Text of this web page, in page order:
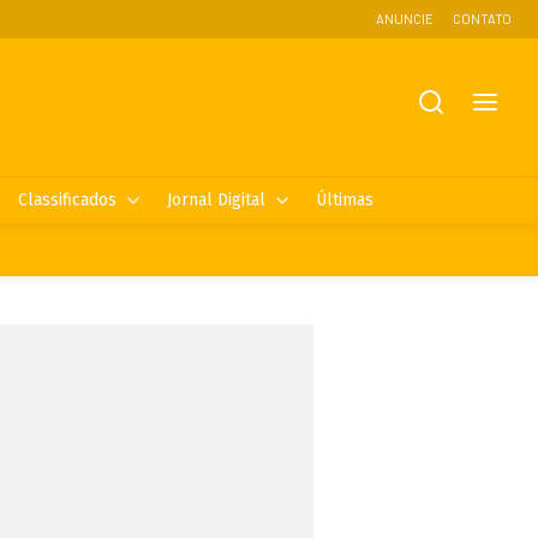
ANUNCIE CONTATO
Classificados Jornal Digital Últimas